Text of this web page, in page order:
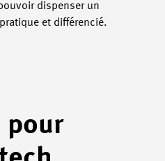
dispenser un
et différencié.
pour